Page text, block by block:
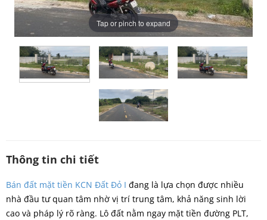
Tap or pinch to expand
Thông tin chi tiết
Bán đất mặt tiền KCN Đất Đỏ I đang là lựa chọn được nhiều
nhà đầu tư quan tâm nhờ vị trí trung tâm, khả năng sinh lời
cao và pháp lý rõ ràng. Lô đất nằm ngay mặt tiền đường PLT,